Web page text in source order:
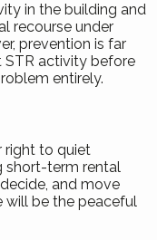
in the building and
recourse under
prevention is far
STR activity before
entirely.
right to quiet
short-term rental
and move
will be the peaceful